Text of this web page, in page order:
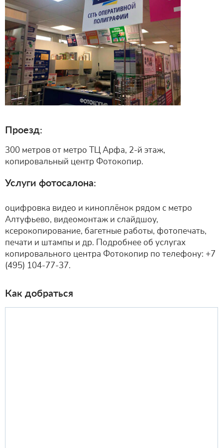
Проезд:
300 метров от метро ТЦ Арфа, 2-й этаж,
копировальный центр Фотокопир.
Услуги фотосалона:
оцифровка видео и киноплёнок рядом с метро
Алтуфьево, видеомонтаж и слайдшоу,
ксерокопирование, багетные работы, фотопечать,
печати и штампы и др. Подробнее об услугах
копировального центра Фотокопир по телефону: +7
(495) 104-77-37.
Как добраться